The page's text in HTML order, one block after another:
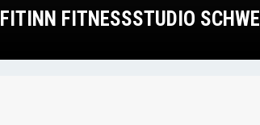
FITINN FITNESSSTUDIO